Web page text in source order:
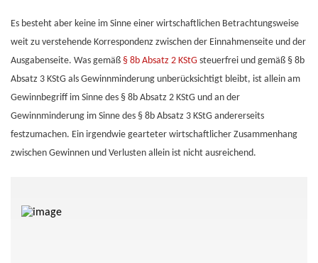
Es besteht aber keine im Sinne einer wirtschaftlichen Betrachtungsweise
weit zu verstehende Korrespondenz zwischen der Einnahmenseite und der
Ausgabenseite. Was gemäß § 8b Absatz 2 KStG steuerfrei und gemäß § 8b
Absatz 3 KStG als Gewinnminderung unberücksichtigt bleibt, ist allein am
Gewinnbegriff im Sinne des § 8b Absatz 2 KStG und an der
Gewinnminderung im Sinne des § 8b Absatz 3 KStG andererseits
festzumachen. Ein irgendwie gearteter wirtschaftlicher Zusammenhang
zwischen Gewinnen und Verlusten allein ist nicht ausreichend.